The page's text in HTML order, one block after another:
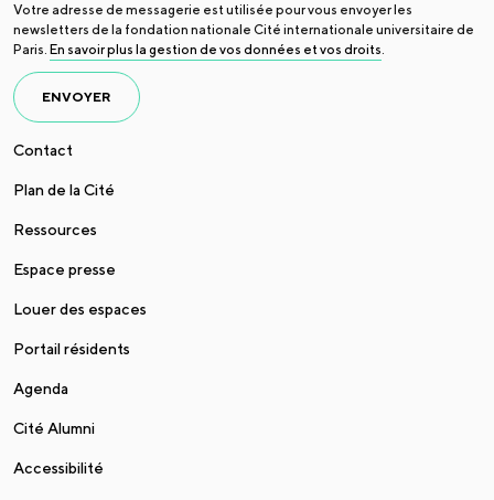
Votre adresse de messagerie est utilisée pour vous envoyer les
newsletters de la fondation nationale Cité internationale universitaire de
Paris. En savoir plus la gestion de vos données et vos droits.
ENVOYER
Contact
Plan de la Cité
Ressources
Espace presse
Louer des espaces
Portail résidents
Agenda
Cité Alumni
Accessibilité